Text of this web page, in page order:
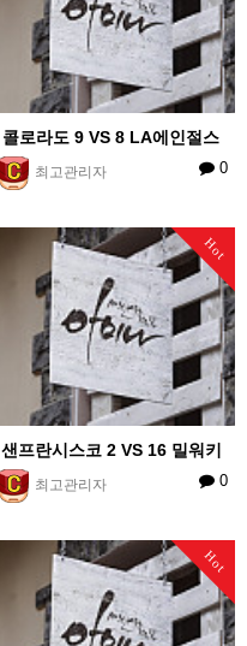
콜로라도 9 VS 8 LA에인절스
최고관리자 0
Hot
샌프란시스코 2 VS 16 밀워키
최고관리자 0
Hot